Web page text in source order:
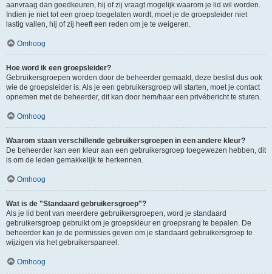
aanvraag dan goedkeuren, hij of zij vraagt mogelijk waarom je lid wil worden.
Indien je niet tot een groep toegelaten wordt, moet je de groepsleider niet
lastig vallen, hij of zij heeft een reden om je te weigeren.
Omhoog
Hoe word ik een groepsleider?
Gebruikersgroepen worden door de beheerder gemaakt, deze beslist dus ook
wie de groepsleider is. Als je een gebruikersgroep wil starten, moet je contact
opnemen met de beheerder, dit kan door hem/haar een privébericht te sturen.
Omhoog
Waarom staan verschillende gebruikersgroepen in een andere kleur?
De beheerder kan een kleur aan een gebruikersgroep toegewezen hebben, dit
is om de leden gemakkelijk te herkennen.
Omhoog
Wat is de "Standaard gebruikersgroep"?
Als je lid bent van meerdere gebruikersgroepen, word je standaard
gebruikersgroep gebruikt om je groepskleur en groepsrang te bepalen. De
beheerder kan je de permissies geven om je standaard gebruikersgroep te
wijzigen via het gebruikerspaneel.
Omhoog